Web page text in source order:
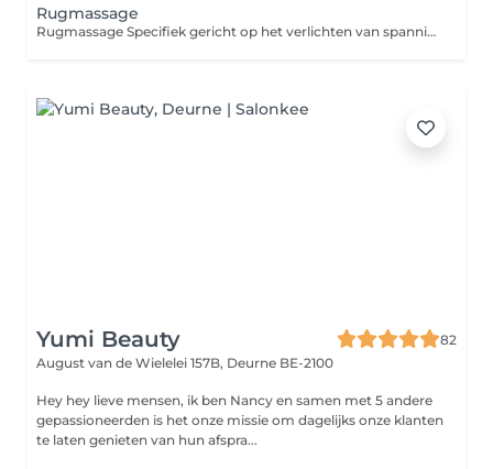
Rugmassage
Rugmassage Specifiek gericht op het verlichten van spanning in de rug, nek en schouders. Deze gerichte massage helpt vastzittende spieren los te maken, bevordert de doorbloeding en vermindert pijnklachten. Perfect voor wie veel zit, stress ervaart of regelmatig last heeft van rug- en nekspanning.
Yumi Beauty
82
August van de Wielelei 157B, Deurne BE-2100
Hey hey lieve mensen, ik ben Nancy en samen met 5 andere
gepassioneerden is het onze missie om dagelijks onze klanten
te laten genieten van hun afspra...